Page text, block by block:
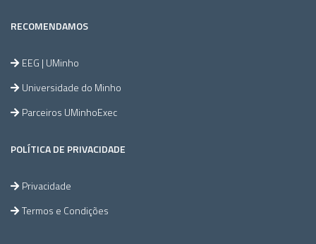
RECOMENDAMOS
EEG | UMinho
Universidade do Minho
Parceiros UMinhoExec
POLÍTICA DE PRIVACIDADE
Privacidade
Termos e Condições